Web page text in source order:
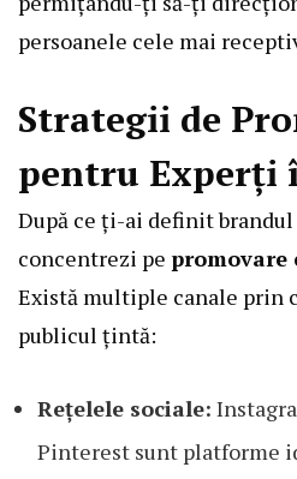
persoanele cele mai
Strategii de
pentru Experți
După ce ți-ai definit
concentrezi pe promovare
Există multiple canale prin
publicul țintă:
Rețelele sociale:
Pinterest sunt platforme